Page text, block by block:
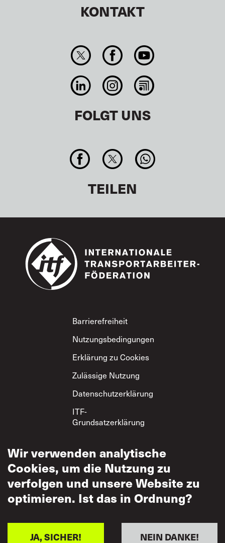
KONTAKT
FOLGT UNS
TEILEN
Footer
Barrierefreiheit
Nutzungsbedingungen
Erklärung zu Cookies
Zulässige Nutzung
Datenschutzerklärung
ITF-
Grundsatzerklärung
Wir verwenden analytische
Cookies, um die Nutzung zu
verfolgen und unsere Website zu
optimieren. Ist das in Ordnung?
NEIN DANKE!
JA, SICHER!